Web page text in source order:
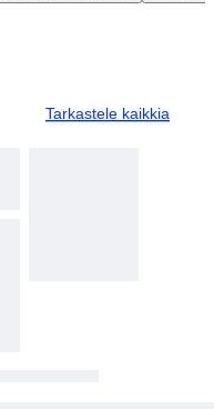
Tarkastele kaikkia